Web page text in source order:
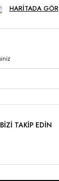
HARİTADA GÖR
BİZİ TAKİP EDİN